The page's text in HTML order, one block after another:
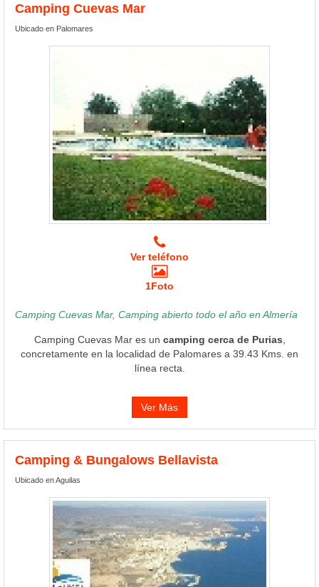
Camping Cuevas Mar
Ubicado en Palomares
Ver teléfono
1Foto
Camping Cuevas Mar, Camping abierto todo el año en Almería
Camping Cuevas Mar es un camping cerca de Purias
concretamente en la localidad de Palomares a 39.43 Kms. en
línea recta.
Ver Más
Camping & Bungalows Bellavista
Ubicado en Aguilas